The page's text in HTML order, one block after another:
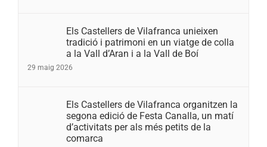
Els Castellers de Vilafranca unieixen
tradició i patrimoni en un viatge de colla
a la Vall d’Aran i a la Vall de Boí
29 maig 2026
Els Castellers de Vilafranca organitzen la
segona edició de Festa Canalla, un matí
d’activitats per als més petits de la
comarca